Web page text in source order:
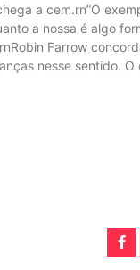
a cem.rn”O
a nossa é algo
Farrow
nesse sentido. O